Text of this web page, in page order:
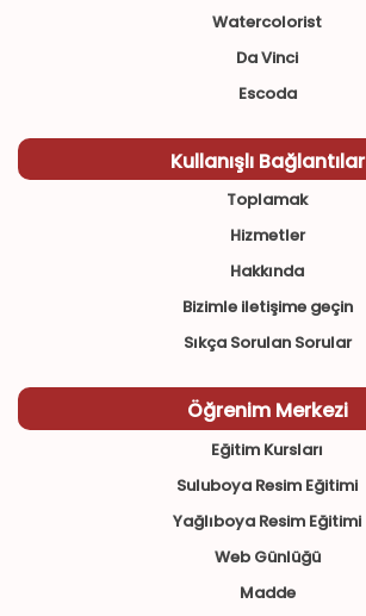
Watercolorist
Da Vinci
Escoda
Kullanışlı Bağlantılar
Toplamak
Hizmetler
Hakkında
Bizimle iletişime geçin
Sıkça Sorulan Sorular
Öğrenim Merkezi
Eğitim Kursları
Suluboya Resim Eğitimi
Yağlıboya Resim Eğitimi
Web Günlüğü
Madde